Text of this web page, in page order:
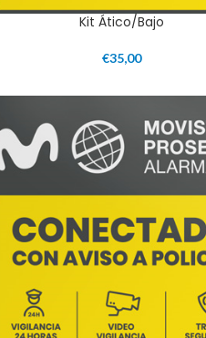
Kit Ático/Bajo
€35,00